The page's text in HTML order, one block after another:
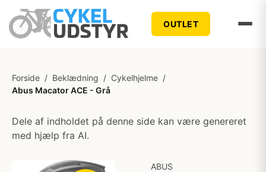
OUTLET
Forside / Beklædning / Cykelhjelme /
Abus Macator ACE - Grå
Dele af indholdet på denne side kan være genereret
med hjælp fra AI.
ABUS